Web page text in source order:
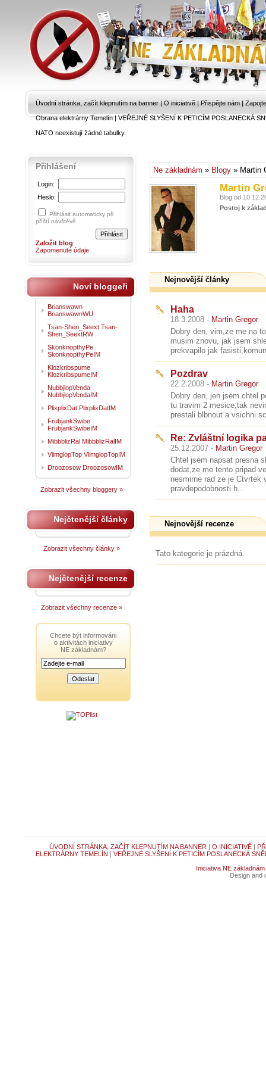
Úvodní stránka, začít klepnutím na banner | O iniciativě | Přispějte nám |
Obrana elektrárny Temelín|VEŘEJNÉ SLYŠENÍ K PETICÍM POSLANECKÁ
NATO neexistují žádné tabulky.
Ne základnám » Blogy » Martin
Martin
Blog od
Postoj k
Nejnovější články
Haha
18.3.2008 - Martin Gregor
Dobry den, vim,ze me na
musim znovu, jak jsem
prekvapilo jak
Pozdrav
22.2.2008 - Martin Gregor
Dobry den, jen jsem chtel
tu travim 2 mesice,tak
prestali blbnout a vsichni
Re: Zvláštní logika
25.12.2007 - Martin Gregor
Chtel jsem napsat presna
dodat,ze me tento pripad
nesmirne rad ze je Ctvrtek
pravdepodobnosti h...
Nejnovější recenze
Tato kategorie je prázdná.
Přihlášení
Login:
Heslo:
Přihlásit automaticky při
příští návštěvě.
Založit blog
Zapomenuté údaje
Noví bloggeři
Brianswawn
BrianswawnWU
Tsan-Shen_Seext Tsan-
Shen_SeextRW
SkonknopthyPe
SkonknopthyPeIM
Klozkribspume
KlozkribspumeIM
NubbjlopVenda
NubbjlopVendaIM
PlixplixDat PlixplixDatIM
FrubjankSwibe
FrubjankSwibeIM
MibbblizRal MibbblizRalIM
VlimglopTop VlimglopTopIM
Droozosow DroozosowIM
Zobrazit všechny bloggery »
Nejčtenější články
Zobrazit všechny články »
Nejčtenější recenze
Zobrazit všechny recenze »
Chcete být informováni
o aktivitách iniciativy
NE základnám?
ÚVODNÍ STRÁNKA, ZAČÍT KLEPNUTÍM NA BANNER | O INICIATIVĚ|
ELEKTRÁRNY TEMELÍN | VEŘEJNÉ SLYŠENÍ K PETICÍM POSLANECKÁ
Iniciativa NE základnám
Design and